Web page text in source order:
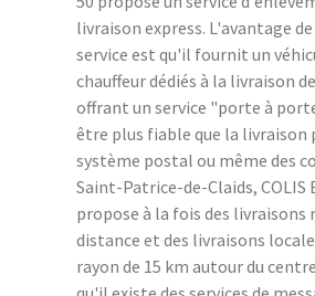
livraison express. L'avantage
service est qu'il fournit un
chauffeur dédiés à la livraison
offrant un service "porte à
être plus fiable que la livraison
système postal ou même des
Saint-Patrice-de-Claids, COLIS
propose à la fois des livraisons
distance et des livraisons
rayon de 15 km autour du